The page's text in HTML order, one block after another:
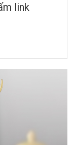
link